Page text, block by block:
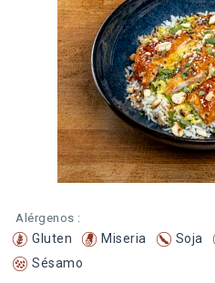
Alérgenos :
Gluten Miseria Soja
Sésamo